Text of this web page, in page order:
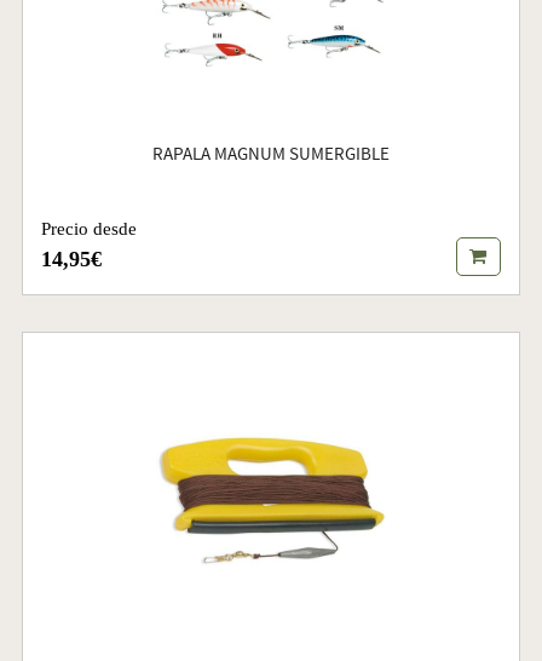
RAPALA MAGNUM SUMERGIBLE
Precio desde
14,95€